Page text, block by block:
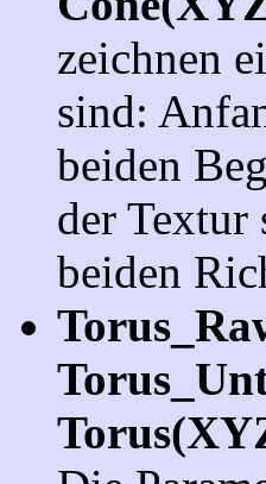
zeichnen
sind:
beiden
der
beiden